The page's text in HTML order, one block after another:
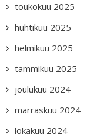
toukokuu 2025
huhtikuu 2025
helmikuu 2025
tammikuu 2025
joulukuu 2024
marraskuu 2024
lokakuu 2024